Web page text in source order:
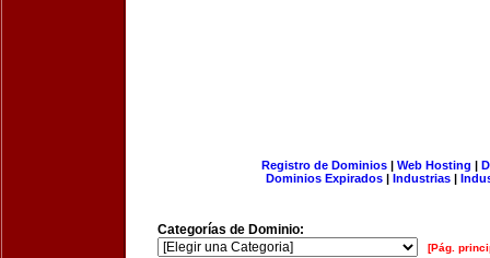
Registro de Dominios| Web Hosting |
Dominios Expirados | Industrias |
Categorías de Dominio:
[Pág.